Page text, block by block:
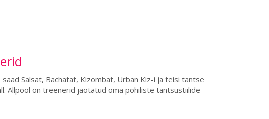
Salsat, Bachatat, Kizombat, Urban Kiz-i ja teisi tantse
Allpool on treenerid jaotatud oma põhiliste tantsustiilide